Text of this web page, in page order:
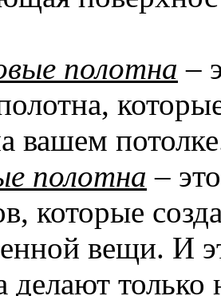
полотна –
вашем
полотна –
которые
вещи. И
делают